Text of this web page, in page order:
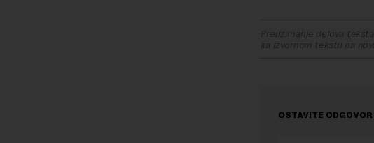
Preuzimanje delova
ka izvornom tekstu na
OSTAVITE ODGOVOR